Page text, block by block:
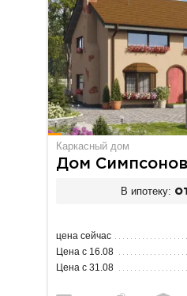
Каркасный дом
Дом Симпсонов
В ипотеку:
цена сейчас
Цена с 16.08
Цена с 31.08